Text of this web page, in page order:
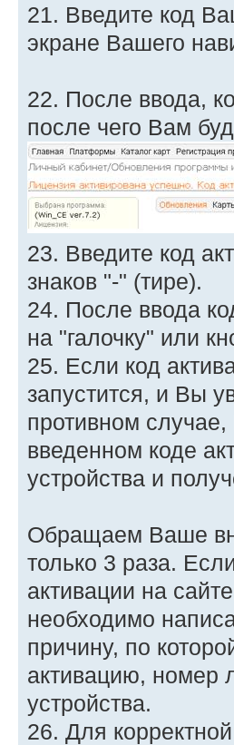
21. Введите код
экране Вашего
22. После ввода,
после чего Вам
23. Введите код
знаков "-" (тире).
24. После ввода
на "галочку" или
25. Если код
запустится, и Вы
противном
введенном коде
устройства и
Обращаем Ваше
только 3 раза.
активации на
необходимо
причину, по
активацию, номер
устройства.
26. Для